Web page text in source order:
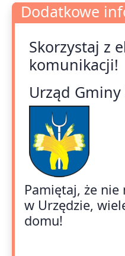
Dodatkowe
Dodatkowe
Skorzystaj z
komunikacji!
Urząd Gminy
Pamiętaj, że nie
w Urzędzie,
domu!